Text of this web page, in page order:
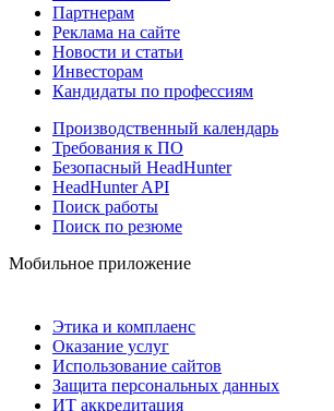
Партнерам
Реклама на сайте
Новости и статьи
Инвесторам
Кандидаты по профессиям
Производственный календарь
Требования к ПО
Безопасный HeadHunter
HeadHunter API
Поиск работы
Поиск по резюме
Мобильное приложение
Этика и комплаенс
Оказание услуг
Использование сайтов
Защита персональных данных
ИТ аккредитация